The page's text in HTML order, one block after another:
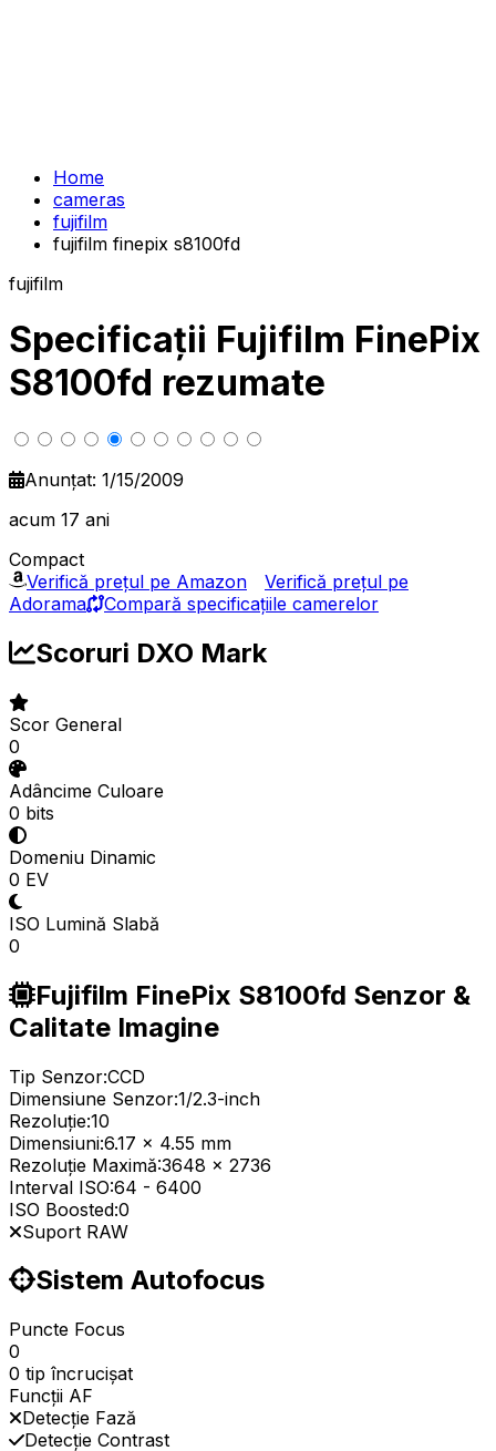
Home
cameras
fujifilm
fujifilm finepix s8100fd
fujifilm
Specificații Fujifilm FinePix
S8100fd rezumate
Anunțat: 1/15/2009
acum 17 ani
Compact
Verifică prețul pe Amazon
Verifică prețul pe
Adorama
Compară specificațiile camerelor
Scoruri DXO Mark
Scor General
0
Adâncime Culoare
0 bits
Domeniu Dinamic
0 EV
ISO Lumină Slabă
0
Fujifilm FinePix S8100fd Senzor &
Calitate Imagine
Tip Senzor:CCD
Dimensiune Senzor:1/2.3-inch
Rezoluție:10
Dimensiuni:6.17 x 4.55 mm
Rezoluție Maximă:3648 x 2736
Interval ISO:64 - 6400
ISO Boosted:0
Suport RAW
Sistem Autofocus
Puncte Focus
0
0 tip încrucișat
Funcții AF
Detecție Fază
Detecție Contrast